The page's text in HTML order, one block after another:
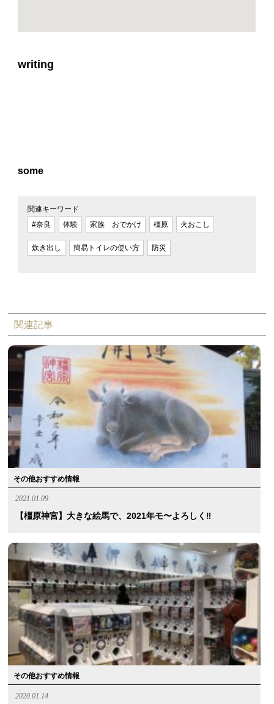
writing
some
関連キーワード
#奈良
体験 家族 おでかけ 橿原 火おこし
炊き出し 簡易トイレの使い方 防災
関連記事
その他おすすめ情報
2021.01.09
【橿原神宮】大きな絵馬で、2021年モ〜よろしく‼︎
その他おすすめ情報
2020.01.14